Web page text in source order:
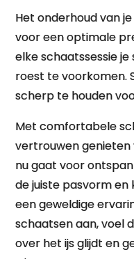
Het onderhoud van
voor een optimale
elke schaatssessie
roest te voorkomen.
scherp te houden
Met comfortabele
vertrouwen genieten
nu gaat voor
de juiste pasvorm
een geweldige
schaatsen aan, voel
over het ijs glijdt en